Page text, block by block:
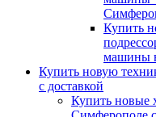
Купить
машины
Купить новую
с доставкой
Купить новые